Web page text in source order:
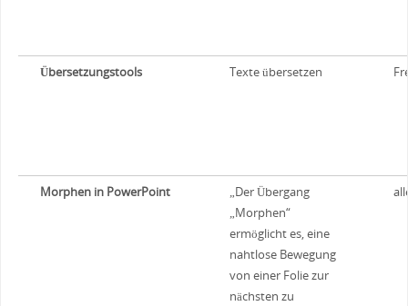
Übersetzungstools Texte übersetzen
Morphen in PowerPoint
„Der Übergang
„Morphen“
ermöglicht es, eine
nahtlose Bewegung
von einer Folie zur
nächsten zu